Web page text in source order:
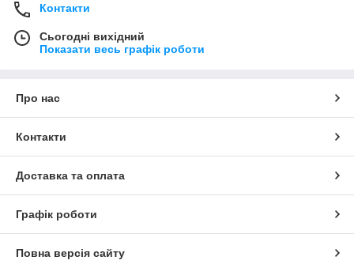
Контакти
Сьогодні вихідний
Показати весь графік роботи
Про нас
Контакти
Доставка та оплата
Графік роботи
Повна версія сайту